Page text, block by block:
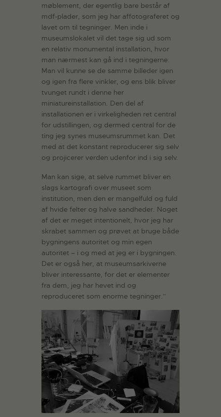
møblement, der egentlig bare består af
mdf-plader, som jeg har affotograferet og
lavet om til tegninger. Men inde i
museumslokalet vil det tage sig ud som
en relativ monumental installation, hvor
man nærmest kan gå ind i tegningerne.
Man vil kunne se de samme billeder igen
og igen fra flere vinkler, og ens blik bliver
tvunget rundt i denne her
miniatureinstallation. Den del af
installationen er i virkeligheden ret central
for udstillingen, og dermed central for de
ting jeg synes museumsrummet kan. Det
med at det konstant reproducerer sig selv
og projicerer verden udenfor ind i sig selv.
Man kan sige, at selve rummet bliver en
slags kartografi over museet som
institution, men den er mangelfuld og fuld
af hvide felter og halve sandheder. Noget
af det er meget intentionelt, hvor jeg har
skrabet sammen og prøvet at bruge både
bygningens autoritet og min egen
autoritet – i og med at jeg er i bygningen.
Det er også her, at museumsarkiverne
bliver interessante, for det er elementer
fra dem, jeg har hevet ind og
reproduceret som enorme tegninger.”